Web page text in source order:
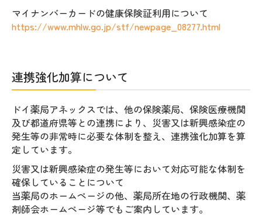
マイナンバーカードの健康保険証利用について
https://www.mhlw.go.jp/stf/newpage_08277.html
連携強化加算について
ドイ薬局アネックスでは、他の保険薬局、保険医療機関
及び都道府県等との連携により、 災害又は新興感染症の
発生等の非常時に必要な体制を整え、連携強化加算を算
定しています。
災害又は新興感染症の発生等において対応可能な体制を
確保していることについて
当薬局のホームページの他、薬局所在地の行政機関、薬
剤師会ホームページ等でもご案内しています。